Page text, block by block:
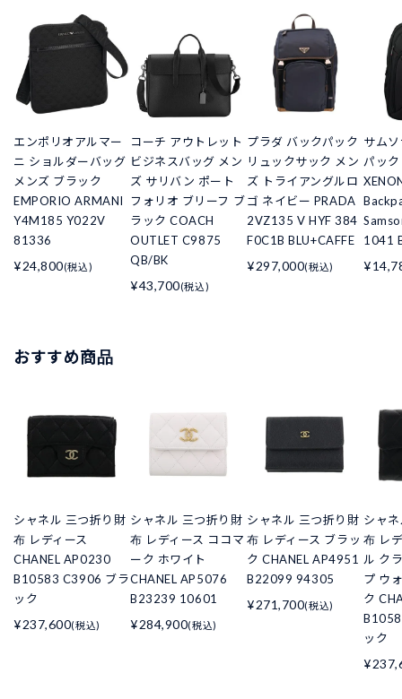
エンポリオアルマー
ニ ショルダーバッグ
メンズ ブラック
EMPORIO ARMANI
Y4M185 Y022V
81336
¥24,800(税込)
コーチ アウトレット
ビジネスバッグ メン
ズ サリバン ポート
フォリオ ブリーフ ブ
ラック COACH
OUTLET C9875
QB/BK
¥43,700(税込)
プラダ バックパック
リュックサック メン
ズ トライアングルロ
ゴ ネイビー PRADA
2VZ135 V HYF 384
F0C1B BLU+CAFFE
¥297,000(税込)
サム
パッ
1041
おすすめ商品
シャネル 三つ折り財
布 レディース
CHANEL AP0230
B10583 C3906 ブラ
ック
¥237,600(税込)
シャネル 三つ折り財
布 レディース ココマ
ーク ホワイト
CHANEL AP5076
B23239 10601
¥284,900(税込)
シャネル 三つ折り財
布 レディース ブラッ
ク CHANEL AP4951
B22099 94305
¥271,700(税込)
シャ
布 レ
ル ク
プ ウ
ク
ック